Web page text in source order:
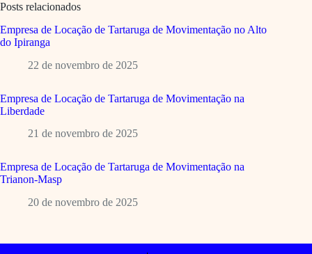
Posts relacionados
Empresa de Locação de Tartaruga de Movimentação no Alto
do Ipiranga
22 de novembro de 2025
Empresa de Locação de Tartaruga de Movimentação na
Liberdade
21 de novembro de 2025
Empresa de Locação de Tartaruga de Movimentação na
Trianon-Masp
20 de novembro de 2025